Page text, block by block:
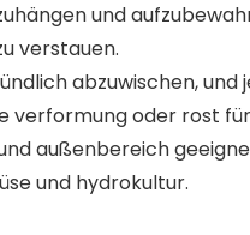
und
verstauen.
abzuwischen,
verformung oder rost
außenbereich
und hydrokultur.